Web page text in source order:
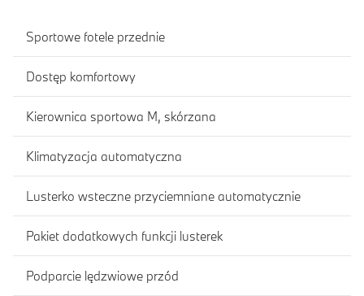
Sportowe fotele przednie
Dostęp komfortowy
Kierownica sportowa M, skórzana
Klimatyzacja automatyczna
Lusterko wsteczne przyciemniane automatycznie
Pakiet dodatkowych funkcji lusterek
Podparcie lędzwiowe przód